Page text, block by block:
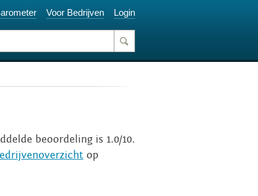
Voor Bedrijven Login
beoordeling is 1.0/10.
op